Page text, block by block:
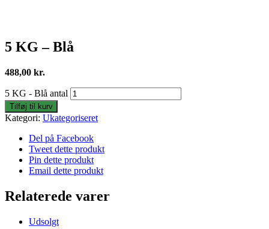
5 KG – Blå
488,00 kr.
5 KG - Blå antal
Tilføj til kurv
Kategori: Ukategoriseret
Del på Facebook
Tweet dette produkt
Pin dette produkt
Email dette produkt
Relaterede varer
Udsolgt